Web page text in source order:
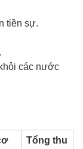
tiền sự.
các nước
Tổng thu